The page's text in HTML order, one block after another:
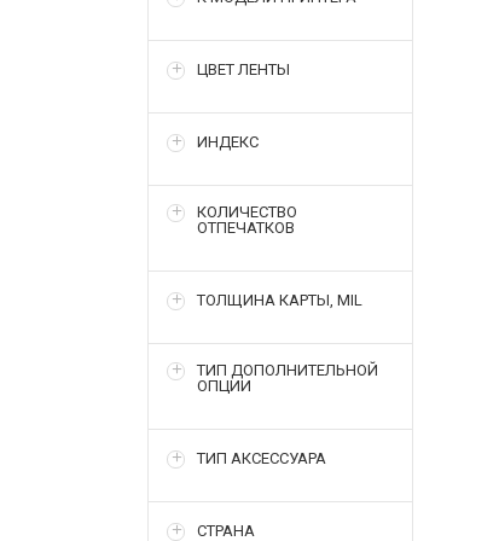
ЦВЕТ ЛЕНТЫ
ИНДЕКС
КОЛИЧЕСТВО
ОТПЕЧАТКОВ
ТОЛЩИНА КАРТЫ, MIL
ТИП ДОПОЛНИТЕЛЬНОЙ
ОПЦИИ
ТИП АКСЕССУАРА
СТРАНА